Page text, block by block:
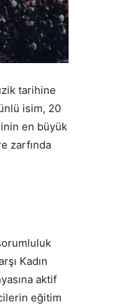
tarihine
isim, 20
en büyük
zarfında
Kadın
aktif
eğitim